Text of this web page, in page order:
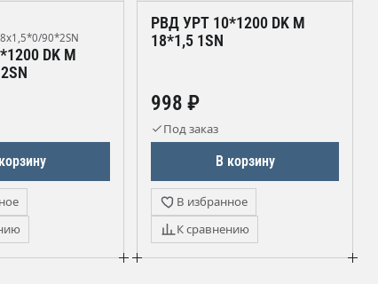
90*2SN
DK М
РВД УРТ 10*1200 DK М
18*1,5 1SN
998 ₽
Под заказ
В корзину
В избранное
К сравнению